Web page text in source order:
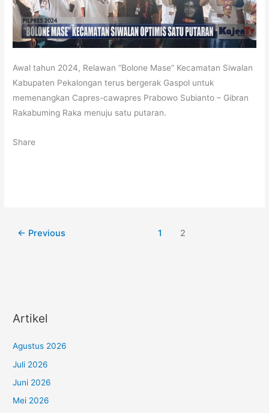
Awal tahun 2024, Relawan “Bolone Mase” Kecamatan Siwalan
Kabupaten Pekalongan terus bergerak Gaspol untuk
memenangkan Capres-cawapres Prabowo Subianto – Gibran
Rakabuming Raka menuju satu putaran.
Share
← Previous 1 2
Artikel
Agustus 2026
Juli 2026
Juni 2026
Mei 2026